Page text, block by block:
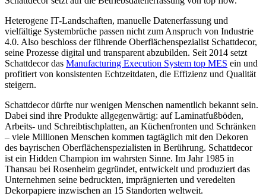
Heterogene IT-Landschaften, manuelle Datenerfassung und
vielfältige Systembrüche passen nicht zum Anspruch von Industrie
4.0. Also beschloss der führende Oberflächenspezialist Schattdecor,
seine Prozesse digital und transparent abzubilden. Seit 2014 setzt
Schattdecor das Manufacturing Execution System top MES ein und
profitiert von konsistenten Echtzeitdaten, die Effizienz und Qualität
steigern.
Schattdecor dürfte nur wenigen Menschen namentlich bekannt sein.
Dabei sind ihre Produkte allgegenwärtig: auf Laminatfußböden,
Arbeits- und Schreibtischplatten, an Küchenfronten und Schränken
– viele Millionen Menschen kommen tagtäglich mit den Dekoren
des bayrischen Oberflächenspezialisten in Berührung. Schattdecor
ist ein Hidden Champion im wahrsten Sinne. Im Jahr 1985 in
Thansau bei Rosenheim gegründet, entwickelt und produziert das
Unternehmen seine bedruckten, imprägnierten und veredelten
Dekorpapiere inzwischen an 15 Standorten weltweit.